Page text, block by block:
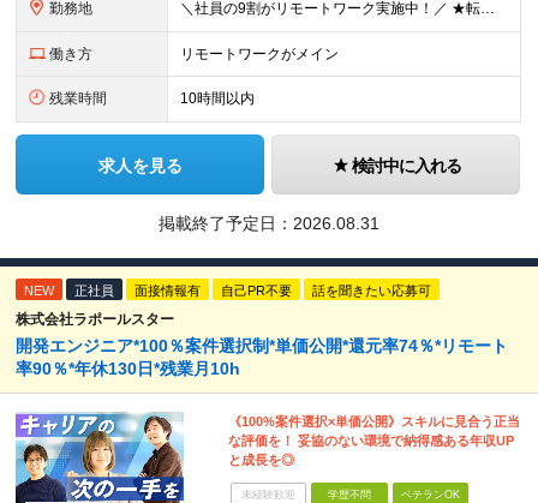
勤務地 ＼社員の9割がリモートワーク実施中！／ ★転勤ナシ！ ★UIターン歓迎！ 関東、関西、東海、九州・中国エリアの各プロジェクト先から希望を優先して決定。 ※リモート案件も多数あり！ ◆関東エリア
働き方 リモートワークがメイン
残業時間 10時間以内
求人を見る 検討中に入れる
掲載終了予定日： 2026.08.31
NEW 正社員 面接情報有 自己PR不要 話を聞きたい応募可
株式会社ラポールスター
開発エンジニア*100％案件選択制*単価公開*還元率74％*リモート
率90％*年休130日*残業月10h
《100%案件選択×単価公開》スキルに見合う正当
な評価を！ 妥協のない環境で納得感ある年収UP
と成長を◎
未経験歓迎 学歴不問 ベテランOK